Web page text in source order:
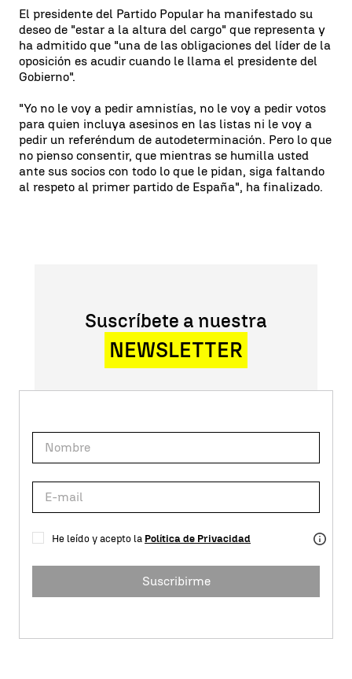
El presidente del Partido Popular ha manifestado su
deseo de "estar a la altura del cargo" que representa y
ha admitido que "una de las obligaciones del líder de la
oposición es acudir cuando le llama el presidente del
Gobierno".
"Yo no le voy a pedir amnistías, no le voy a pedir votos
para quien incluya asesinos en las listas ni le voy a
pedir un referéndum de autodeterminación. Pero lo que
no pienso consentir, que mientras se humilla usted
ante sus socios con todo lo que le pidan, siga faltando
al respeto al primer partido de España", ha finalizado.
Suscríbete a nuestra
NEWSLETTER
He leído y acepto la Política de Privacidad
Suscribirme